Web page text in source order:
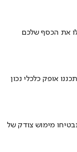
את הכסף שלכם
אופק כלכלי נכון
מימוש צודק של